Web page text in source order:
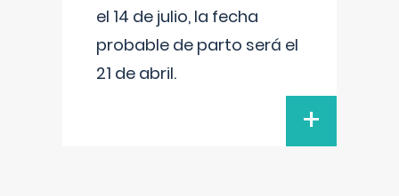
el 14 de julio, la fecha
probable de parto será el
21 de abril.
+